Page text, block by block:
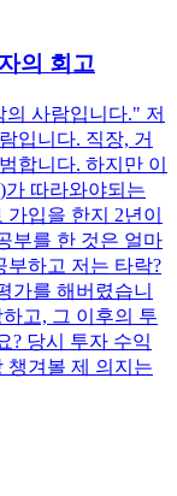
의 회고
사람입니다." 저
입니다. 직장, 거
합니다. 하지만 이
따라와야되는
입을 한지 2년이
부를 한 것은 얼마
부하고 저는 타락?
가를 해버렸습니
고, 그 이후의 투
? 당시 투자 수익
챙겨볼 제 의지는